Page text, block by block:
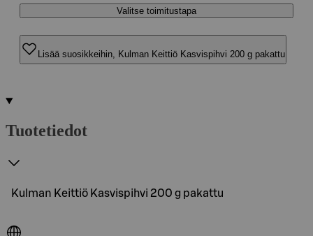
Valitse toimitustapa
Lisää suosikkeihin, Kulman Keittiö Kasvispihvi 200 g pakattu
Tuotetiedot
Kulman Keittiö Kasvispihvi 200 g pakattu